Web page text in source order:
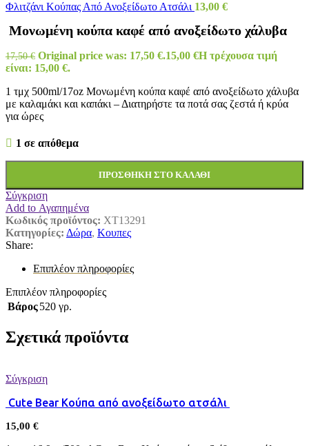
Φλιτζάνι Κούπας Από Ανοξείδωτο Ατσάλι 13,00 €
Μονωμένη κούπα καφέ από ανοξείδωτο χάλυβα
17,50€ Original price was: 17,50 €.15,00 €Η τρέχουσα τιμή
είναι: 15,00 €.
1 τμχ 500ml/17oz Μονωμένη κούπα καφέ από ανοξείδωτο χάλυβα
με καλαμάκι και καπάκι – Διατηρήστε τα ποτά σας ζεστά ή κρύα
για ώρες
1 σε απόθεμα
ΠΡΟΣΘΉΚΗ ΣΤΟ ΚΑΛΆΘΙ
Σύγκριση
Add to Αγαπημένα
Κωδικός προϊόντος: XT13291
Κατηγορίες: Δώρα, Κουπες
Share:
Επιπλέον πληροφορίες
Επιπλέον πληροφορίες
Βάρος520 γρ.
Σχετικά προϊόντα
Σύγκριση
Cute Bear Κούπα από ανοξείδωτο ατσάλι
15,00 €